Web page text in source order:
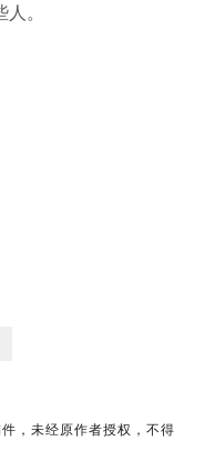
。
，未经原作者授权，不得